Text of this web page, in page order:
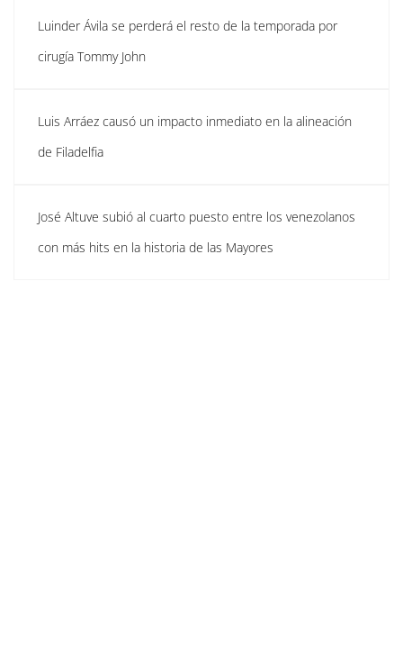
Luinder Ávila se perderá el resto de la temporada por
cirugía Tommy John
Luis Arráez causó un impacto inmediato en la alineación
de Filadelfia
José Altuve subió al cuarto puesto entre los venezolanos
con más hits en la historia de las Mayores